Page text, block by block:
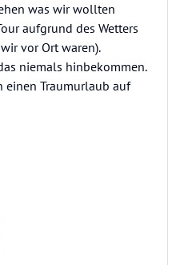
was wir wollten
aufgrund des Wetters
vor Ort waren).
niemals hinbekommen.
einen Traumurlaub auf